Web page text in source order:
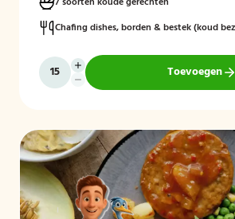
Chafing dishes, borden & bestek (koud
Toevoegen